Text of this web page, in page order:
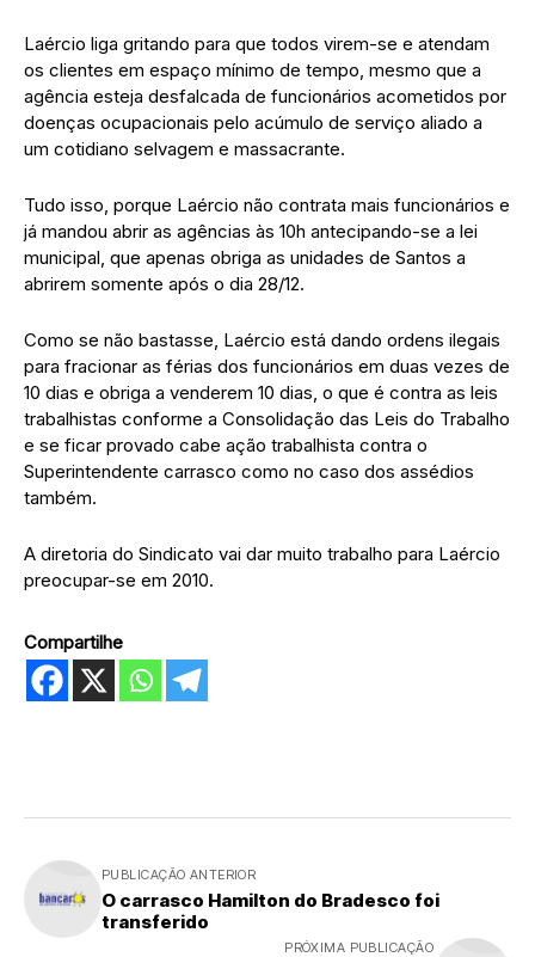
Laércio liga gritando para que todos virem-se e atendam
os clientes em espaço mínimo de tempo, mesmo que a
agência esteja desfalcada de funcionários acometidos por
doenças ocupacionais pelo acúmulo de serviço aliado a
um cotidiano selvagem e massacrante.
Tudo isso, porque Laércio não contrata mais funcionários e
já mandou abrir as agências às 10h antecipando-se a lei
municipal, que apenas obriga as unidades de Santos a
abrirem somente após o dia 28/12.
Como se não bastasse, Laércio está dando ordens ilegais
para fracionar as férias dos funcionários em duas vezes de
10 dias e obriga a venderem 10 dias, o que é contra as leis
trabalhistas conforme a Consolidação das Leis do Trabalho
e se ficar provado cabe ação trabalhista contra o
Superintendente carrasco como no caso dos assédios
também.
A diretoria do Sindicato vai dar muito trabalho para Laércio
preocupar-se em 2010.
Compartilhe
PUBLICAÇÃO ANTERIOR
O carrasco Hamilton do Bradesco foi
transferido
PRÓXIMA PUBLICAÇÃO